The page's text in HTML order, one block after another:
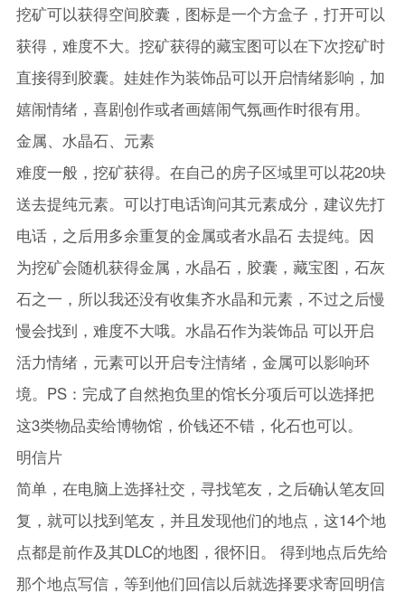
挖矿可以获得空间胶囊，图标是一个方盒子，打开可以
获得，难度不大。挖矿获得的藏宝图可以在下次挖矿时
直接得到胶囊。娃娃作为装饰品可以开启情绪影响，加
嬉闹情绪，喜剧创作或者画嬉闹气氛画作时很有用。
金属、水晶石、元素
难度一般，挖矿获得。在自己的房子区域里可以花20块
送去提纯元素。可以打电话询问其元素成分，建议先打
电话，之后用多余重复的金属或者水晶石 去提纯。因
为挖矿会随机获得金属，水晶石，胶囊，藏宝图，石灰
石之一，所以我还没有收集齐水晶和元素，不过之后慢
慢会找到，难度不大哦。水晶石作为装饰品 可以开启
活力情绪，元素可以开启专注情绪，金属可以影响环
境。PS：完成了自然抱负里的馆长分项后可以选择把
这3类物品卖给博物馆，价钱还不错，化石也可以。
明信片
简单，在电脑上选择社交，寻找笔友，之后确认笔友回
复，就可以找到笔友，并且发现他们的地点，这14个地
点都是前作及其DLC的地图，很怀旧。 得到地点后先给
那个地点写信，等到他们回信以后就选择要求寄回明信